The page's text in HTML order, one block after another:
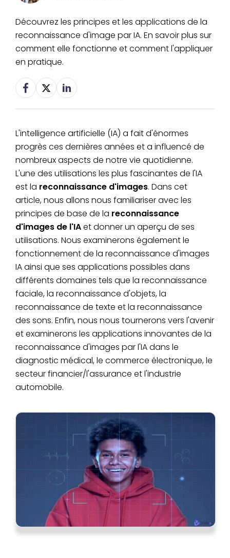
Découvrez les principes et les applications de la
reconnaissance d'image par IA. En savoir plus sur
comment elle fonctionne et comment l'appliquer
en pratique.
L'intelligence artificielle (IA) a fait d'énormes
progrès ces dernières années et a influencé de
nombreux aspects de notre vie quotidienne.
L'une des utilisations les plus fascinantes de l'IA
est la reconnaissance d'images. Dans cet
article, nous allons nous familiariser avec les
principes de base de la reconnaissance
d'images de l'IAet donner un aperçu de ses
utilisations. Nous examinerons également le
fonctionnement de la reconnaissance d'images
IA ainsi que ses applications possibles dans
différents domaines tels que la reconnaissance
faciale, la reconnaissance d'objets, la
reconnaissance de texte et la reconnaissance
des sons. Enfin, nous nous tournerons vers l'avenir
et examinerons les applications innovantes de la
reconnaissance d'images par l'IA dans le
diagnostic médical, le commerce électronique, le
secteur financier/l'assurance et l'industrie
automobile.